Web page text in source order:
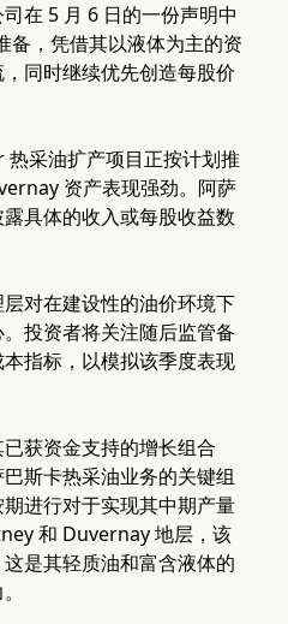
在 5 月 6 日的一份声明中
备，凭借其以液体为主的资
同时继续优先创造每股价
采油扩产项目正按计划推
资产表现强劲。阿萨
具体的收入或每股收益数
对在建设性的油价环境下
投资者将关注随后监管备
指标，以模拟该季度表现
获资金支持的增长组合
斯卡热采油业务的关键组
进行对于实现其中期产量
和 Duvernay 地层，该
是其轻质油和富含液体的